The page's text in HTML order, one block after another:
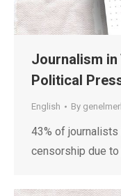
Journalism in
Political
English By
43% of
censorship due